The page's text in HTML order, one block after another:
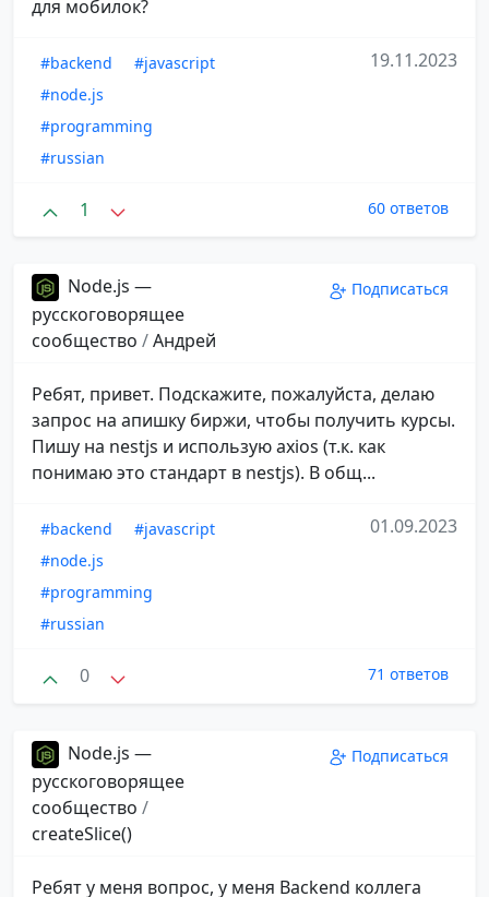
для мобилок?
#backend
#javascript
#node.js
#programming
#russian
19.11.2023
1 60 ответов
Node.js —
русскоговорящее
сообщество /Андрей
Подписаться
Ребят, привет. Подскажите, пожалуйста, делаю
запрос на апишку биржи, чтобы получить курсы.
Пишу на nestjs и использую axios (т.к. как
понимаю это стандарт в nestjs). В общ...
#backend
#javascript
#node.js
#programming
#russian
01.09.2023
0 71 ответов
Node.js —
русскоговорящее
сообщество /
createSlice()
Подписаться
Ребят у меня вопрос, у меня Backend коллега